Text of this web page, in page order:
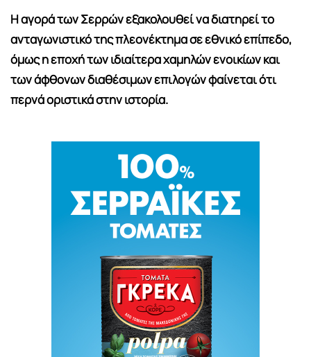
Η αγορά των Σερρών εξακολουθεί να διατηρεί το
ανταγωνιστικό της πλεονέκτημα σε εθνικό επίπεδο,
όμως η εποχή των ιδιαίτερα χαμηλών ενοικίων και
των άφθονων διαθέσιμων επιλογών φαίνεται ότι
περνά οριστικά στην ιστορία.